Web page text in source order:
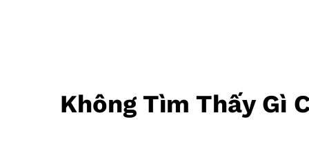
Không Tìm Thấy Gì